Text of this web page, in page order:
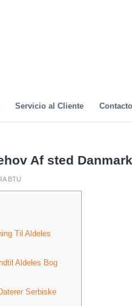
Servicio al Cliente Contacto
Af sted
BTU
Til Aldeles
Aldeles Bog
Serbiske